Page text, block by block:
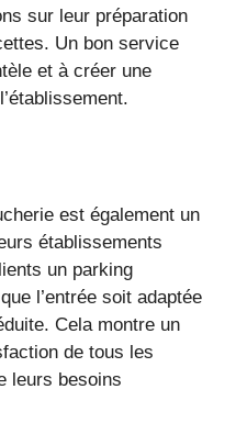
sur leur préparation
Un bon service
et à créer une
est également un
établissements
un parking
l’entrée soit adaptée
Cela montre un
de tous les
leurs besoins